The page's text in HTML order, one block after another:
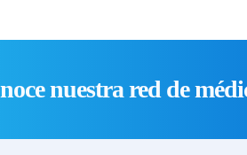
nuestra red de